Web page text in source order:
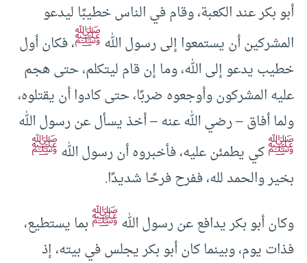
أبو بكر عند الكعبة، وقام في الناس خطيبًا ليدعو
المشركين أن يستمعوا إلى رسول اللهﷺ، فكان أول
خطيب يدعو إلى الله، وما إن قام ليتكلم، حتى هجم
عليه المشركون وأوجعوه ضربًا، حتى كادوا أن يقتلوه،
ولما أفاق – رضي الله عنه – أخذ يسأل عن رسول الله
ﷺكي يطمئن عليه، فأخبروه أن رسول اللهﷺ
بخير والحمد لله، ففرح فرحًا شديدًا.
وكان أبو بكر يدافع عن رسول اللهﷺبما يستطيع،
فذات يوم، وبينما كان أبو بكر يجلس في بيته، إذ